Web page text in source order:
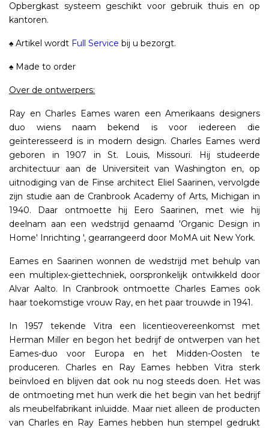
Opbergkast systeem geschikt voor gebruik thuis en op
kantoren.
♠ Artikel wordt Full Service bij u bezorgt.
♠ Made to order
Over de ontwerpers:
Ray en Charles Eames waren een Amerikaans designers
duo wiens naam bekend is voor iedereen die
geïnteresseerd is in modern design. Charles Eames werd
geboren in 1907 in St. Louis, Missouri. Hij studeerde
architectuur aan de Universiteit van Washington en, op
uitnodiging van de Finse architect Eliel Saarinen, vervolgde
zijn studie aan de Cranbrook Academy of Arts, Michigan in
1940. Daar ontmoette hij Eero Saarinen, met wie hij
deelnam aan een wedstrijd genaamd 'Organic Design in
Home' Inrichting ', gearrangeerd door MoMA uit New York.
Eames en Saarinen wonnen de wedstrijd met behulp van
een multiplex-giettechniek, oorspronkelijk ontwikkeld door
Alvar Aalto. In Cranbrook ontmoette Charles Eames ook
haar toekomstige vrouw Ray, en het paar trouwde in 1941.
In 1957 tekende Vitra een licentieovereenkomst met
Herman Miller en begon het bedrijf de ontwerpen van het
Eames-duo voor Europa en het Midden-Oosten te
produceren. Charles en Ray Eames hebben Vitra sterk
beïnvloed en blijven dat ook nu nog steeds doen. Het was
de ontmoeting met hun werk die het begin van het bedrijf
als meubelfabrikant inluidde. Maar niet alleen de producten
van Charles en Ray Eames hebben hun stempel gedrukt